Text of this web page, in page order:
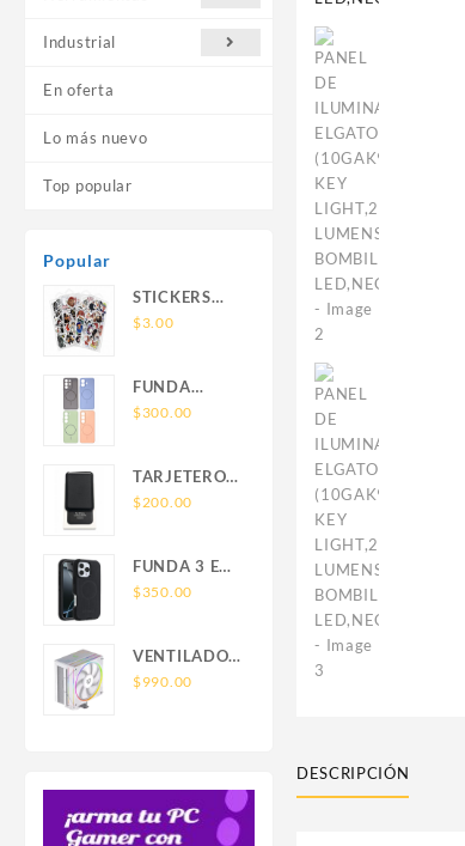
Industrial
En oferta
Lo más nuevo
Top popular
Popular
STICKERS
UNIVERSALES
$3.00
FUNDA
NOVA SAM
SIN SOPORTE
MAGNETICO
$300.00
TARJETERO
SIN SOPORTE
LEATHER
WALLET
$200.00
FUNDA 3 EN
1 TIPO
SAM S26
ULTRA
$350.00
VENTILADOR
P/CPU
HEX50,RGB,4
PIPAS,TDP
$990.00
DESCRIPCIÓN